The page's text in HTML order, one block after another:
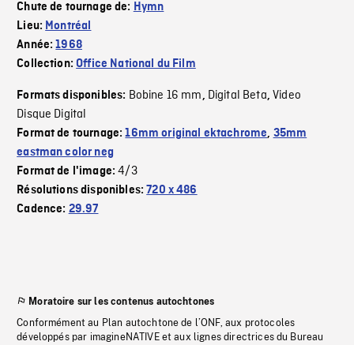
Chute de tournage de: Hymn
Lieu: Montréal
Année:1968
Collection:Office National du Film
Formats disponibles: Bobine 16 mm, Digital Beta,Video
Disque Digital
Format de tournage:16mm original ektachrome, 35mm
eastman color neg
Format de l'image:4/3
Résolutions disponibles:720 x 486
Cadence: 29.97
Moratoire sur les contenus autochtones
Conformément au Plan autochtone de l’ONF, aux protocoles
développés par imagineNATIVE et aux lignes directrices du Bureau